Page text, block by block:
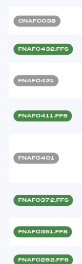
ONAF0038
FNAF0432.FFS
FNAF0421
FNAF0411.FFS
FNAF0401
FNAF0372.FFS
FNAF0351.FFS
FNAF0292.FFS